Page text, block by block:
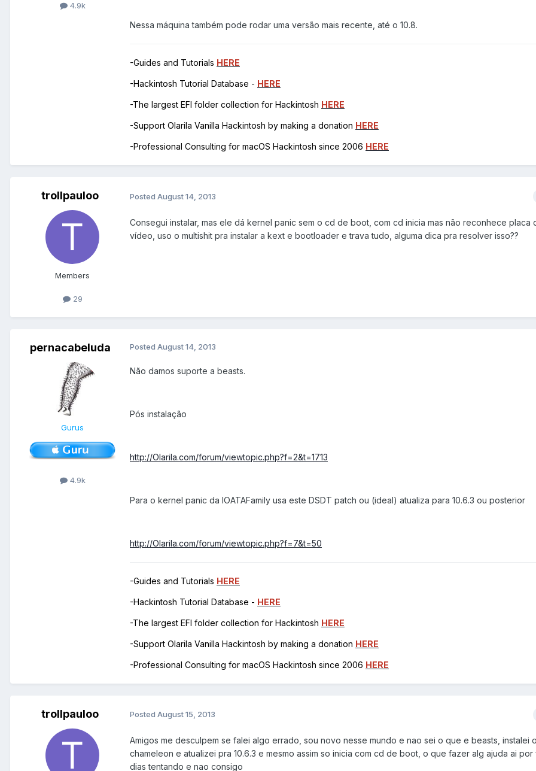
4.9k
Nessa máquina também pode rodar uma versão mais recente, até o 10.8.
-Guides and Tutorials HERE
-Hackintosh Tutorial Database - HERE
-The largest EFI folder collection for Hackintosh HERE
-Support Olarila Vanilla Hackintosh by making a donation HERE
-Professional Consulting for macOS Hackintosh since 2006 HERE
trollpauloo
Members
29
Posted August 14, 2013
Consegui instalar, mas ele dá kernel panic sem o cd de boot, com cd inicia mas não reconhece placa
vídeo, uso o multishit pra instalar a kext e bootloader e trava tudo, alguma dica pra resolver isso??
pernacabeluda
Gurus
4.9k
Posted August 14, 2013
Não damos suporte a beasts.
Pós instalação
http://Olarila.com/forum/viewtopic.php?f=2&t=1713
Para o kernel panic da IOATAFamily usa este DSDT patch ou (ideal) atualiza para 10.6.3 ou posterior
http://Olarila.com/forum/viewtopic.php?f=7&t=50
-Guides and Tutorials HERE
-Hackintosh Tutorial Database - HERE
-The largest EFI folder collection for Hackintosh HERE
-Support Olarila Vanilla Hackintosh by making a donation HERE
-Professional Consulting for macOS Hackintosh since 2006 HERE
trollpauloo Posted August 15, 2013
Amigos me desculpem se falei algo errado, sou novo nesse mundo e nao sei o que e beasts, instalei
chameleon e atualizei pra 10.6.3 e mesmo assim so inicia com cd de boot, o que fazer alg ajuda ai
dias tentando e nao consigo